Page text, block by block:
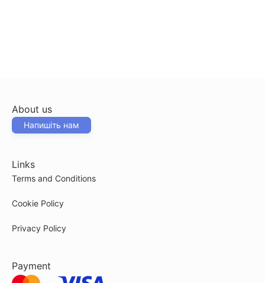
About us
Напишіть нам
Links
Terms and Conditions
Cookie Policy
Privacy Policy
Payment